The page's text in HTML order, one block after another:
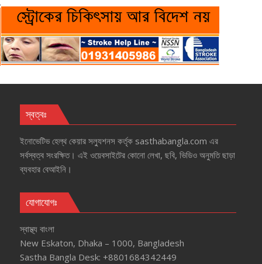
স্বত্বঃ
ইনোভেটিভ হেল্‌থ কেয়ার সল্যুশনস কর্তৃক sasthabangla.com এর
সর্বস্বত্ব সংরক্ষিত। এই ওয়েবসাইটের কোনো লেখা, ছবি, ভিডিও অনুমতি ছাড়া
ব্যবহার বেআইনি।
যোগাযোগঃ
স্বাস্থ্য বাংলা
New Eskaton, Dhaka – 1000, Bangladesh
Sastha Bangla Desk: +8801684342449